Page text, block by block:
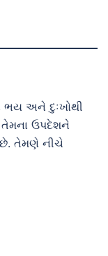
ભય અને દુઃખોથી
તેમના ઉપદેશને
તેમણે નીચે